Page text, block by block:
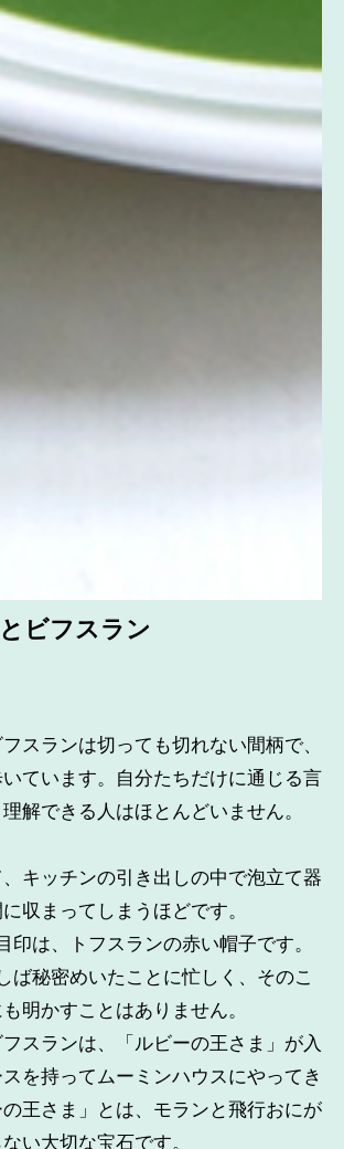
ビフスラン
スランは切っても切れない間柄で、
ています。自分たちだけに通じる言
解できる人はほとんどいません。
キッチンの引き出しの中で泡立て器
収まってしまうほどです。
印は、トフスランの赤い帽子です。
ば秘密めいたことに忙しく、そのこ
明かすことはありません。
スランは、「ルビーの王さま」が入
を持ってムーミンハウスにやってき
王さま」とは、モランと飛行おにが
い大切な宝石です。